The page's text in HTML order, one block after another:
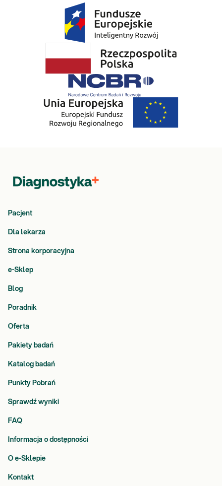
Pacjent
Dla lekarza
Strona korporacyjna
e-Sklep
Blog
Poradnik
Oferta
Pakiety badań
Katalog badań
Punkty Pobrań
Sprawdź wyniki
FAQ
Informacja o dostępności
O e-Sklepie
Kontakt